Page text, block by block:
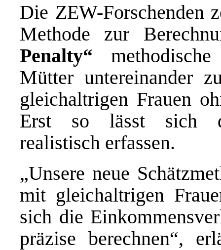
Die ZEW-Forschenden
Methode zur
Penalty“
Mütter untereinander
gleichaltrigen Frauen
Erst so lässt sich
realistisch erfassen.
„Unsere neue
mit gleichaltrigen
sich die
präzise berechnen“,